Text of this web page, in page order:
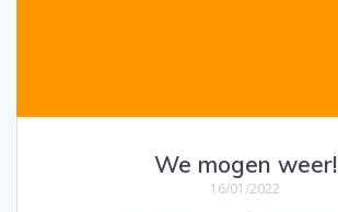
We mogen weer!
16/01/2022